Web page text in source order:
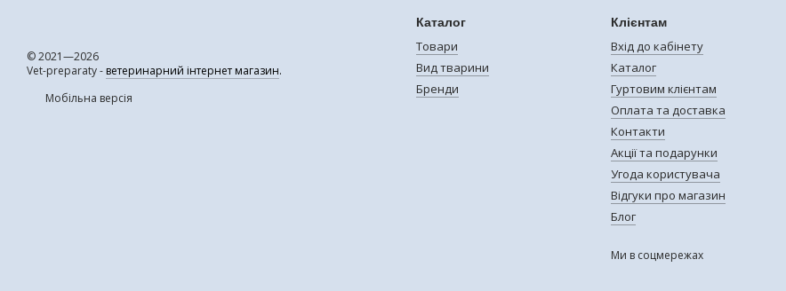
© 2021—2026
Vet-preparaty - ветеринарний інтернет магазин.
Мобільна версія
Каталог
Товари
Вид тварини
Бренди
Клієнтам
Вхід до кабінету
Каталог
Гуртовим клієнтам
Оплата та доставка
Контакти
Акції та подарунки
Угода користувача
Відгуки про магазин
Блог
Ми в соцмережах